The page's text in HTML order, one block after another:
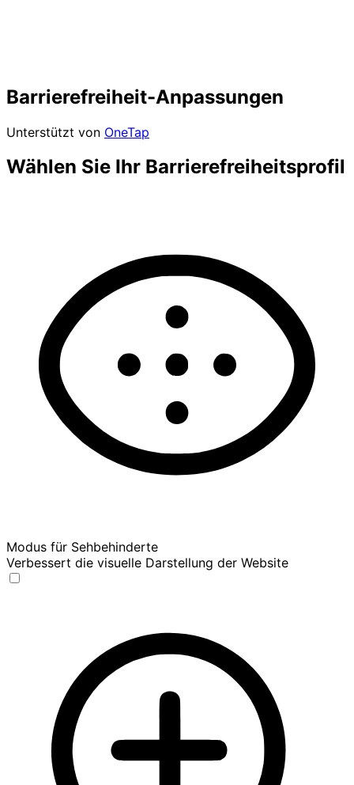
Barrierefreiheit-Anpassungen
Unterstützt von OneTap
Wählen Sie Ihr Barrierefreiheitsprofil
Modus für Sehbehinderte
Verbessert die visuelle Darstellung der Website